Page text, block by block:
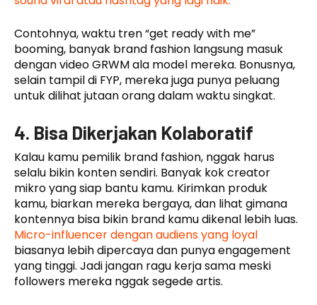
Contohnya, waktu tren “get ready with me”
booming, banyak brand fashion langsung masuk
dengan video GRWM ala model mereka. Bonusnya,
selain tampil di FYP, mereka juga punya peluang
untuk dilihat jutaan orang dalam waktu singkat.
4. Bisa Dikerjakan Kolaboratif
Kalau kamu pemilik brand fashion, nggak harus
selalu bikin konten sendiri. Banyak kok creator
mikro yang siap bantu kamu. Kirimkan produk
kamu, biarkan mereka bergaya, dan lihat gimana
kontennya bisa bikin brand kamu dikenal lebih luas.
Micro-influencer dengan audiens yang loyal
biasanya lebih dipercaya dan punya engagement
yang tinggi. Jadi jangan ragu kerja sama meski
followers mereka nggak segede artis.